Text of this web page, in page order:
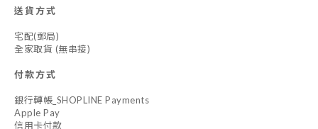
送貨方式
宅配(郵局)
全家取貨 (無串接)
付款方式
銀行轉帳_SHOPLINE Payments
Apple Pay
信用卡付款